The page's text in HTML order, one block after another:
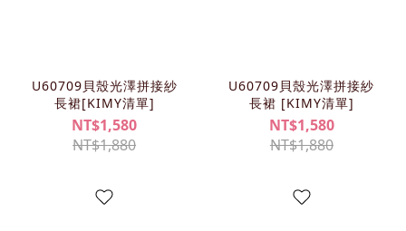
U60709貝殼光澤拼接紗
長裙[KIMY清單]
NT$1,580
NT$1,880
U60709貝殼光澤拼接紗
長裙 [KIMY清單]
NT$1,580
NT$1,880